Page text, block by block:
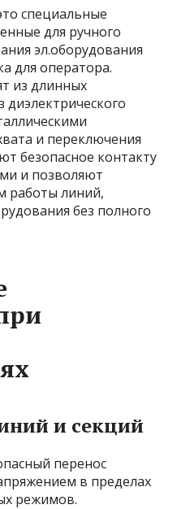
специальные
для ручного
эл.оборудования
для оператора.
из длинных
и переключения
безопасное контакту
и позволяют
работы линий,
без полного
и секций
перенос
в пределах
режимов.